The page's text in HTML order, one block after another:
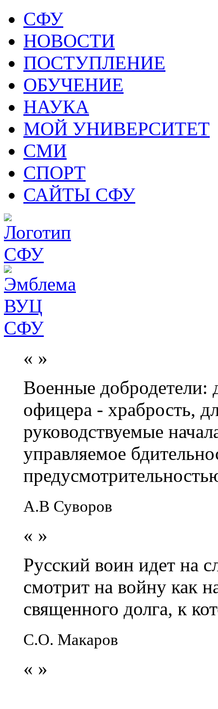
СФУ
НОВОСТИ
ПОСТУПЛЕНИЕ
ОБУЧЕНИЕ
НАУКА
МОЙ УНИВЕРСИТЕТ
СМИ
СПОРТ
САЙТЫ СФУ
« »
Военные добродетели:
офицера - храбрость,
руководствуемые
управляемое
А.В Суворов
« »
Русский воин идет на
смотрит на войну как
священного долга, к
С.О. Макаров
« »